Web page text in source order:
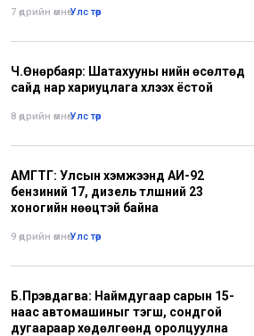
7 өдрийн өмнө•Улс төр
Ч.Өнөрбаяр: Шатахууны үнийн өсөлтөд
сайд нар хариуцлага хүлээх ёстой
8 өдрийн өмнө•Улс төр
АМГТГ: Улсын хэмжээнд АИ-92
бензиний 17, дизель түлшний 23
хоногийн нөөцтэй байна
9 өдрийн өмнө•Улс төр
Б.Пүрэвдагва: Наймдугаар сарын 15-
наас автомашиныг тэгш, сондгой
дугаараар хөдөлгөөнд оролцуулна